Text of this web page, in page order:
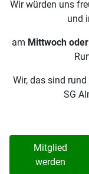
Wir würden uns
und
am Mittwoch
Wir, das sind
SG
Mitglied
werden